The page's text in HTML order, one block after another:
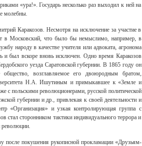
«ура!». Государь несколько раз выходил к ней на
молебны.
Каракозов. Несмотря на исключение за участие в
в Московский, что было бы немыслимо, например, в
народу в качестве учителя или адвоката, агронома
и был вскоре вновь исключен. Одно время Каракозов
уезда Саратовской губернии. В 1865 году он
возглавляемое его двоюродным братом,
Н.А. Ишутиным и примыкавшее к «Земле и
с польскими революционерами, русской политической
губернии и др., привлекая к своей деятельности и
«Организация» и узкая контролирующая группа с
сторонником тактики индивидуального террора и
революции.
после покушения рукописной прокламации «Друзьям-